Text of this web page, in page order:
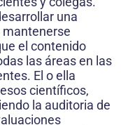
una
mantenerse
el contenido
las áreas en las
El o ella
científicos,
la auditoria de